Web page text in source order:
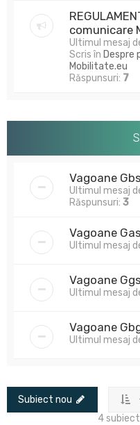
comunicare
Ultimul mesaj
Scris în Despre
Mobilitate.eu
Răspunsuri: 7
Vagoane Gbs
Ultimul mesaj
Răspunsuri: 3
Vagoane Gas
Ultimul mesaj
Vagoane Ggs
Ultimul mesaj
Vagoane
Ultimul mesaj
Subiect nou
4